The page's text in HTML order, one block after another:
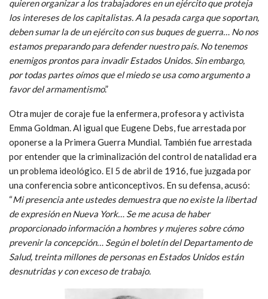
quieren organizar a los trabajadores en un ejército que proteja
los intereses de los capitalistas. A la pesada carga que soportan,
deben sumar la de un ejército con sus buques de guerra… No nos
estamos preparando para defender nuestro país. No tenemos
enemigos prontos para invadir Estados Unidos. Sin embargo,
por todas partes oímos que el miedo se usa como argumento a
favor del armamentismo.”
Otra mujer de coraje fue la enfermera, profesora y activista
Emma Goldman. Al igual que Eugene Debs, fue arrestada por
oponerse a la Primera Guerra Mundial. También fue arrestada
por entender que la criminalización del control de natalidad era
un problema ideológico. El 5 de abril de 1916, fue juzgada por
una conferencia sobre anticonceptivos. En su defensa, acusó:
“Mi presencia ante ustedes demuestra que no existe la libertad
de expresión en Nueva York… Se me acusa de haber
proporcionado información a hombres y mujeres sobre cómo
prevenir la concepción… Según el boletín del Departamento de
Salud, treinta millones de personas en Estados Unidos están
desnutridas y con exceso de trabajo.